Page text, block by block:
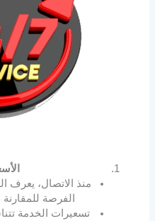
منذ الاتصال، يعرف
الفرصة
تسعيرات الخدمة